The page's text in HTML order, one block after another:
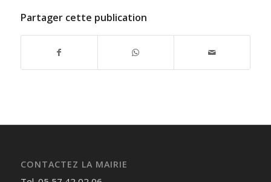
Partager cette publication
CONTACTEZ LA MAIRIE